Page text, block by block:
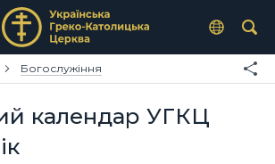
Богослужіння
календар УГКЦ